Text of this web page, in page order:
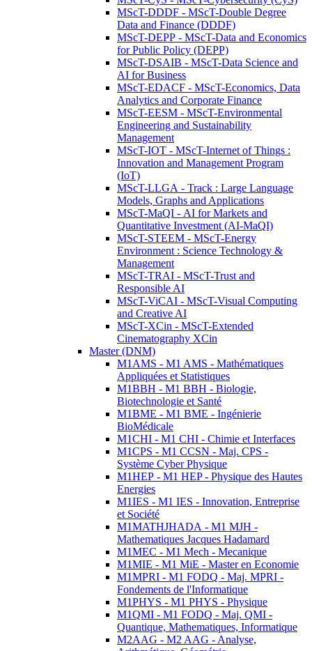
MScT-DDDF - MScT-Double Degree
Data and Finance (DDDF)
MScT-DEPP - MScT-Data and Economics
for Public Policy (DEPP)
MScT-DSAIB - MScT-Data Science and
AI for Business
MScT-EDACF - MScT-Economics, Data
Analytics and Corporate Finance
MScT-EESM - MScT-Environmental
Engineering and Sustainability
Management
MScT-IOT - MScT-Internet of Things :
Innovation and Management Program
(IoT)
MScT-LLGA - Track : Large Language
Models, Graphs and Applications
MScT-MaQI - AI for Markets and
Quantitative Investment (AI-MaQI)
MScT-STEEM - MScT-Energy
Environment : Science Technology &
Management
MScT-TRAI - MScT-Trust and
Responsible AI
MScT-ViCAI - MScT-Visual Computing
and Creative AI
MScT-XCin - MScT-Extended
Cinematography XCin
Master (DNM)
M1AMS - M1 AMS - Mathématiques
Appliquées et Statistiques
M1BBH - M1 BBH - Biologie,
Biotechnologie et Santé
M1BME - M1 BME - Ingénierie
BioMédicale
M1CHI - M1 CHI - Chimie et Interfaces
M1CPS - M1 CCSN - Maj. CPS -
Système Cyber Physique
M1HEP - M1 HEP - Physique des Hautes
Energies
M1IES - M1 IES - Innovation, Entreprise
et Société
M1MATHJHADA - M1 MJH -
Mathematiques Jacques Hadamard
M1MEC - M1 Mech - Mecanique
M1MIE - M1 MiE - Master en Economie
M1MPRI - M1 FODQ - Maj. MPRI -
Fondements de l'Informatique
M1PHYS - M1 PHYS - Physique
M1QMI - M1 FODQ - Maj. QMI -
Quantique, Mathematiques, Informatique
M2AAG - M2 AAG - Analyse,